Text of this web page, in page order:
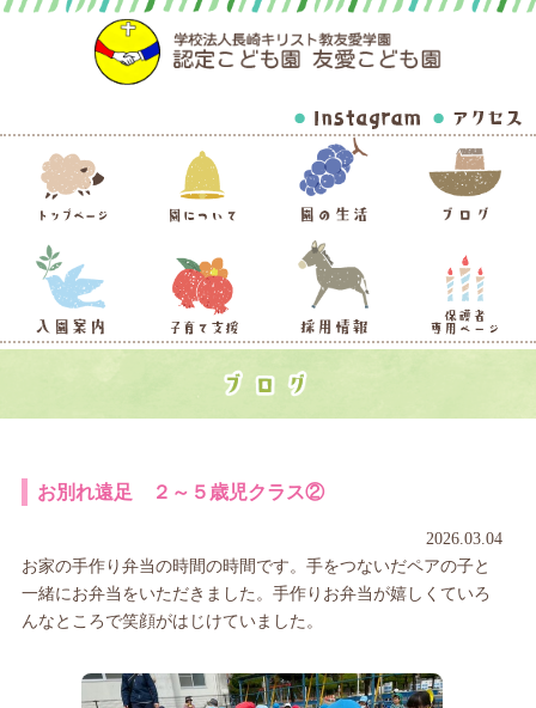
お別れ遠足 ２～５歳児クラス②
2026.03.04
お家の手作り弁当の時間の時間です。手をつないだペアの子と
一緒にお弁当をいただきました。手作りお弁当が嬉しくていろ
んなところで笑顔がはじけていました。